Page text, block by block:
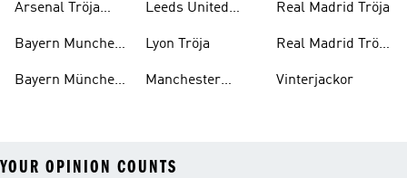
Arsenal Tröja
Bayern Munchen
Bayern München
Leeds United
Lyon Tröja
Manchester
Real Madrid Tröja
Real Madrid Tröja
Vinterjackor
YOUR OPINION COUNTS